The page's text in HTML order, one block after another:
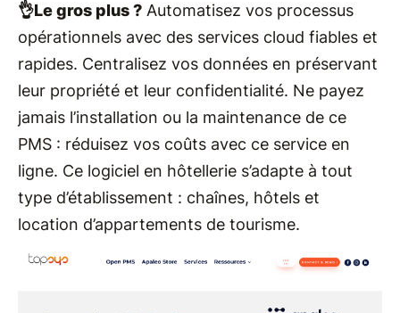
👌Le gros plus ? Automatisez vos processus
opérationnels avec des services cloud fiables et
rapides. Centralisez vos données en préservant
leur propriété et leur confidentialité. Ne payez
jamais l’installation ou la maintenance de ce
PMS : réduisez vos coûts avec ce service en
ligne. Ce logiciel en hôtellerie s’adapte à tout
type d’établissement : chaînes, hôtels et
location d’appartements de tourisme.